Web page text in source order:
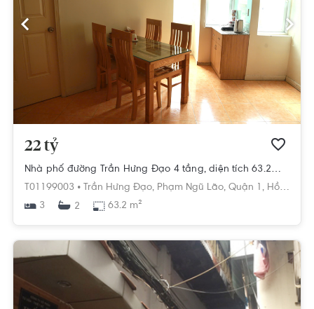
22 tỷ
Nhà phố đường Trần Hưng Đạo 4 tầng, diện tích 63.2m², pháp lý Sổ đỏ
T01199003 • Trần Hưng Đạo, Phạm Ngũ Lão, Quận 1, Hồ Chí Minh
3
2 63.2 m²